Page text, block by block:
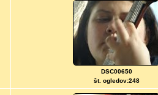
DSC00650
št. ogledov:248